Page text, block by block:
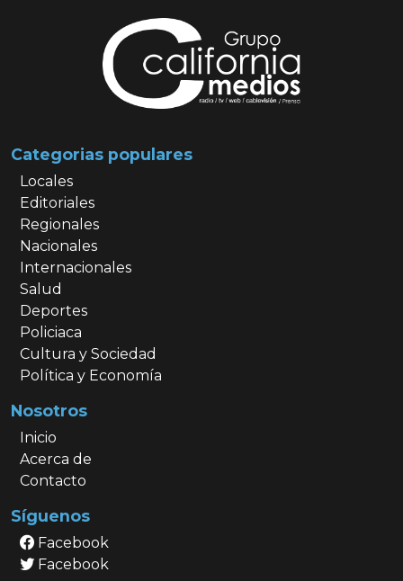
Categorias populares
Locales
Editoriales
Regionales
Nacionales
Internacionales
Salud
Deportes
Policiaca
Cultura y Sociedad
Política y Economía
Nosotros
Inicio
Acerca de
Contacto
Síguenos
Facebook
Facebook